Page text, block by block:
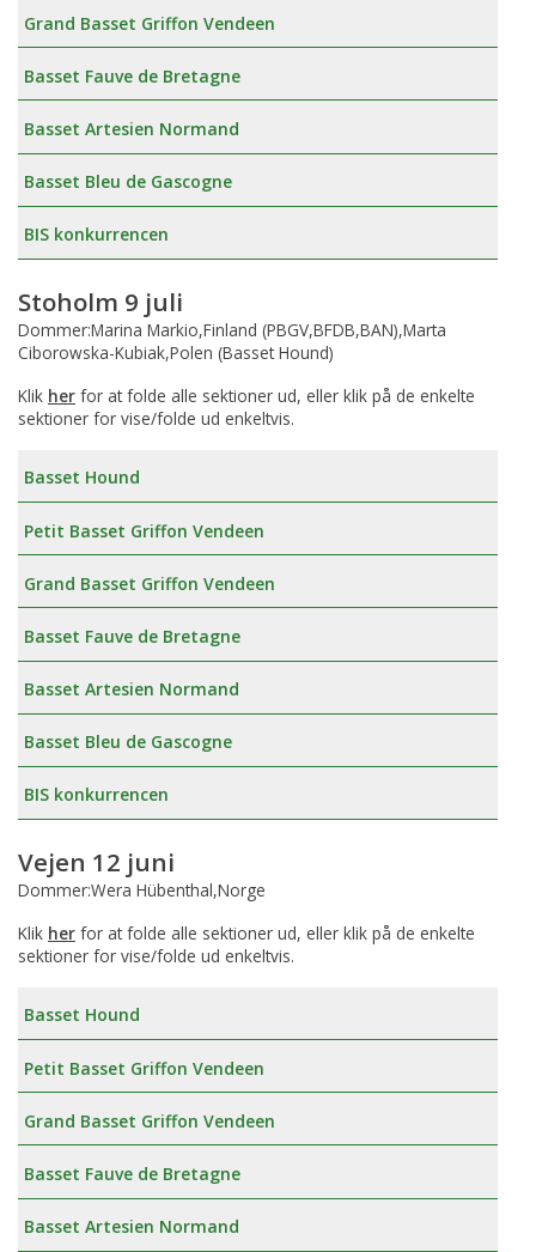
Grand Basset Griffon Vendeen
Basset Fauve de Bretagne
Basset Artesien Normand
Basset Bleu de Gascogne
BIS konkurrencen
Stoholm 9 juli
Dommer:Marina Markio,Finland (PBGV,BFDB,BAN),Marta
Ciborowska-Kubiak,Polen (Basset Hound)
Klik her for at folde alle sektioner ud, eller klik på de enkelte
sektioner for vise/folde ud enkeltvis.
Basset Hound
Petit Basset Griffon Vendeen
Grand Basset Griffon Vendeen
Basset Fauve de Bretagne
Basset Artesien Normand
Basset Bleu de Gascogne
BIS konkurrencen
Vejen 12 juni
Dommer:Wera Hübenthal,Norge
Klik her for at folde alle sektioner ud, eller klik på de enkelte
sektioner for vise/folde ud enkeltvis.
Basset Hound
Petit Basset Griffon Vendeen
Grand Basset Griffon Vendeen
Basset Fauve de Bretagne
Basset Artesien Normand